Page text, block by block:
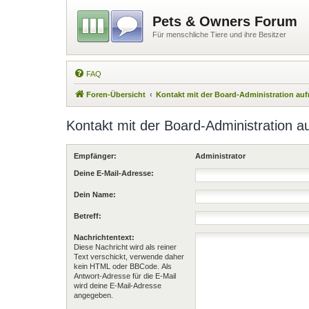
Pets & Owners Forum
Für menschliche Tiere und ihre Besitzer
FAQ
Foren-Übersicht Kontakt mit der Board-Administration
Kontakt mit der Board-Administration
Empfänger: Administrator
Deine E-Mail-Adresse:
Dein Name:
Betreff:
Nachrichtentext:
Diese Nachricht wird als reiner
Text verschickt, verwende daher
kein HTML oder BBCode. Als
Antwort-Adresse für die E-Mail
wird deine E-Mail-Adresse
angegeben.